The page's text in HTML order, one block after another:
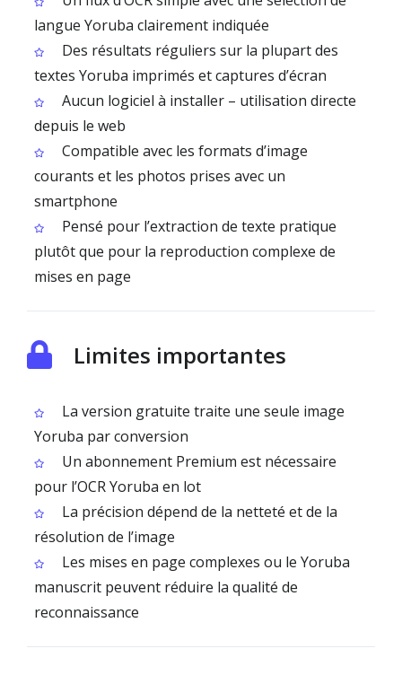
langue Yoruba clairement indiquée
Des résultats réguliers sur la plupart des
textes Yoruba imprimés et captures d’écran
Aucun logiciel à installer – utilisation directe
depuis le web
Compatible avec les formats d’image
courants et les photos prises avec un
smartphone
Pensé pour l’extraction de texte pratique
plutôt que pour la reproduction complexe de
mises en page
Limites importantes
La version gratuite traite une seule image
Yoruba par conversion
Un abonnement Premium est nécessaire
pour l’OCR Yoruba en lot
La précision dépend de la netteté et de la
résolution de l’image
Les mises en page complexes ou le Yoruba
manuscrit peuvent réduire la qualité de
reconnaissance